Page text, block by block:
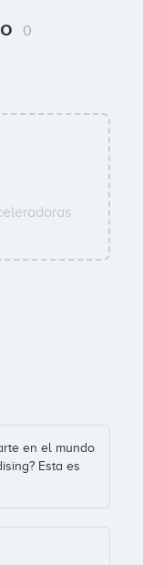
0
en el mundo
Esta es